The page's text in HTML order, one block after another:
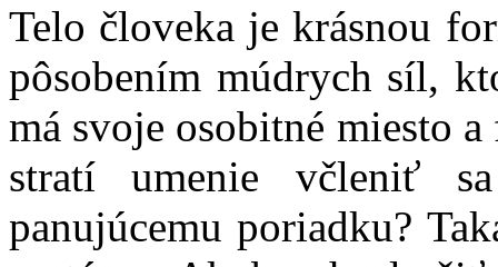
Telo človeka je krásnou
pôsobením múdrych síl,
má svoje osobitné miesto
stratí umenie včleniť
panujúcemu poriadku?